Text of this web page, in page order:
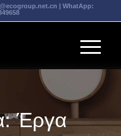
| WhatApp:
Έργα